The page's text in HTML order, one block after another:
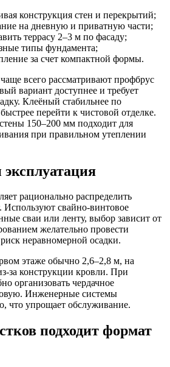
конструкция стен и перекрытий;
на дневную и приватную части;
террасу 2–3 м по фасаду;
типы фундамента;
за счет компактной формы.
всего рассматривают профбрус
вариант доступнее и требует
Клеёный стабильнее по
перейти к чистовой отделке.
150–200 мм подходит для
при правильном утеплении
рационально распределить
Используют свайно-винтовое
сваи или ленту, выбор зависит от
желательно провести
неравномерной осадки.
этаже обычно 2,6–2,8 м, на
за конструкции кровли. При
организовать чердачное
Инженерные системы
что упрощает обслуживание.
подходит формат